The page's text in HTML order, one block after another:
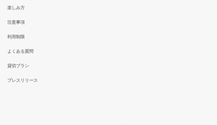
楽しみ方
注意事項
利用制限
よくある質問
貸切プラン
プレスリリース